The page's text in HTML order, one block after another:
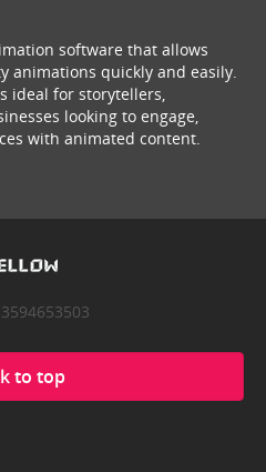
software that allows
animations quickly and easily.
ideal for storytellers,
looking to engage,
with animated content.
to top